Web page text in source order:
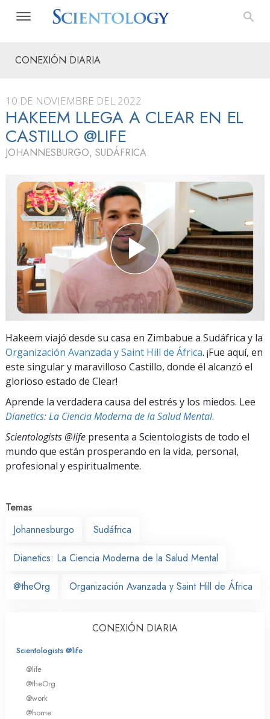
CONEXIÓN DIARIA
10 DE NOVIEMBRE DEL 2022
HAKEEM LLEGA A CLEAR EN EL
CASTILLO @LIFE
JOHANNESBURGO, SUDÁFRICA
Hakeem viajó desde su casa en Zimbabue a Sudáfrica y la
Organización Avanzada y Saint Hill de África. ¡Fue aquí, en
este singular y maravilloso Castillo, donde él alcanzó el
glorioso estado de Clear!
Aprende la verdadera causa del estrés y los miedos. Lee
Dianetics: La Ciencia Moderna de la Salud Mental.
Scientologists @life presenta a Scientologists de todo el
mundo que están prosperando en la vida, personal,
profesional y espiritualmente.
Temas
Johannesburgo
Sudáfrica
Dianetics: La Ciencia Moderna de la Salud Mental
@theOrg Organización Avanzada y Saint Hill de África
CONEXIÓN DIARIA
Scientologists @life
@life
@theOrg
@work
@home